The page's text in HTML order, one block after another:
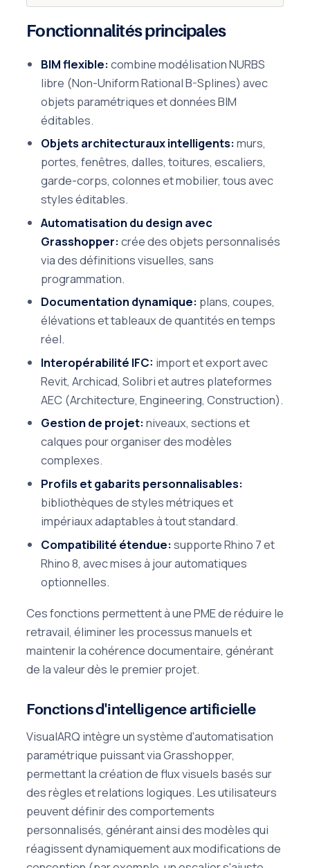
Fonctionnalités principales
BIM flexible:combine modélisation NURBS
libre (Non-Uniform Rational B-Splines) avec
objets paramétriques et données BIM
éditables.
Objets architecturaux intelligents:murs,
portes, fenêtres, dalles, toitures, escaliers,
garde-corps, colonnes et mobilier, tous avec
styles éditables.
Automatisation du design avec
Grasshopper:crée des objets personnalisés
via des définitions visuelles, sans
programmation.
Documentation dynamique: plans, coupes,
élévations et tableaux de quantités en temps
réel.
Interopérabilité IFC: import et export avec
Revit, Archicad, Solibri et autres plateformes
AEC (Architecture, Engineering, Construction).
Gestion de projet:niveaux, sections et
calques pour organiser des modèles
complexes.
Profils et gabarits personnalisables:
bibliothèques de styles métriques et
impériaux adaptables à tout standard.
Compatibilité étendue:supporte Rhino 7 et
Rhino 8, avec mises à jour automatiques
optionnelles.
Ces fonctions permettent à une PME de réduire le
retravail, éliminer les processus manuels et
maintenir la cohérence documentaire, générant
de la valeur dès le premier projet.
Fonctions d'intelligence artificielle
VisualARQ intègre un système d'automatisation
paramétrique puissant via Grasshopper,
permettant la création de flux visuels basés sur
des règles et relations logiques. Les utilisateurs
peuvent définir des comportements
personnalisés, générant ainsi des modèles qui
réagissent dynamiquement aux modifications de